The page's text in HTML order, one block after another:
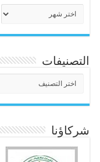
التصنيفات
شركاؤنا